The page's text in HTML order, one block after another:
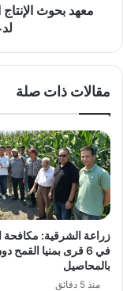
لدعم
مقالات ذات صلة
زراعة الشرقية: مكافحة
في 6 قرى بمنيا القمح
بالمحاصيل
منذ 5 دقائق